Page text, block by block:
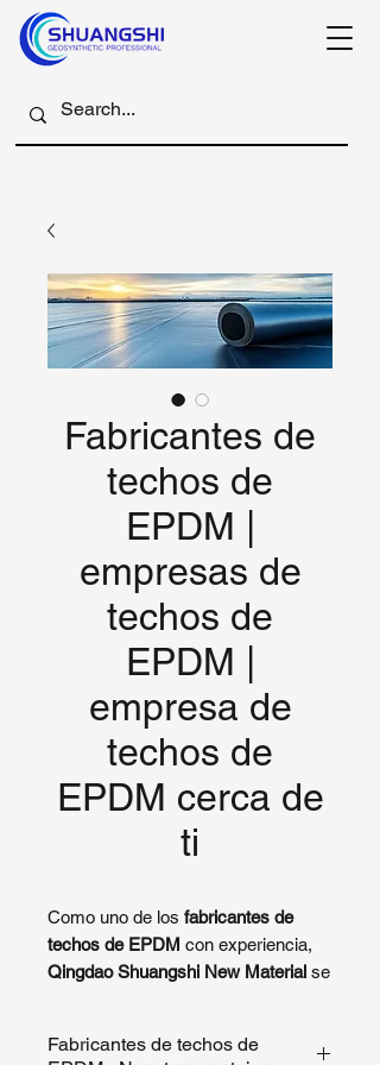
Fabricantes de
techos de
EPDM |
empresas de
techos de
EPDM |
empresa de
techos de
EPDM cerca de
ti
Como uno de los fabricantes de
techos de EPDM con experiencia,
Qingdao Shuangshi New Material se
rendimientopara aplicaciones
Fabricantes de techos de